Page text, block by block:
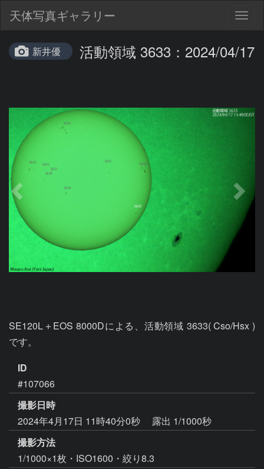
天体写真ギャラリー
新井優 活動領域 3633：2024/04/17
SE120L＋EOS 8000Dによる、活動領域 3633( Cso/Hsx )
です。
ID
#107066
撮影日時
2024年4月17日 11時40分0秒
露出 1/1000秒
撮影方法
1/1000×1枚・ISO1600・絞り8.3